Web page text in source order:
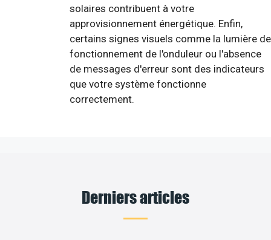
solaires contribuent à votre
approvisionnement énergétique. Enfin,
certains signes visuels comme la lumière de
fonctionnement de l'onduleur ou l'absence
de messages d'erreur sont des indicateurs
que votre système fonctionne
correctement.
Derniers articles